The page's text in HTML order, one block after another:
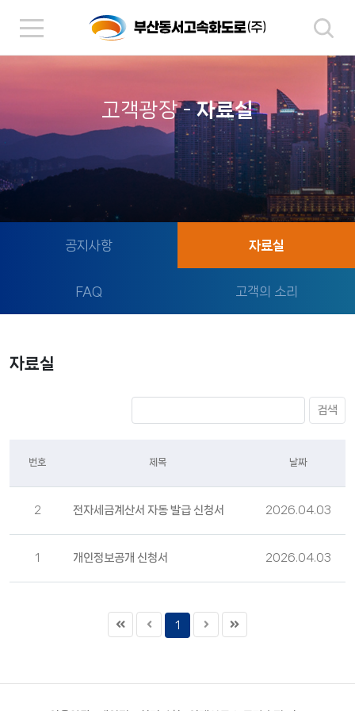
고객광장-자료실
공지사항 자료실
FAQ 고객의 소리
자료실
검색
번호 제목 날짜
2 전자세금계산서 자동 발급 신청서 2026.04.03
1 개인정보공개 신청서 2026.04.03
1